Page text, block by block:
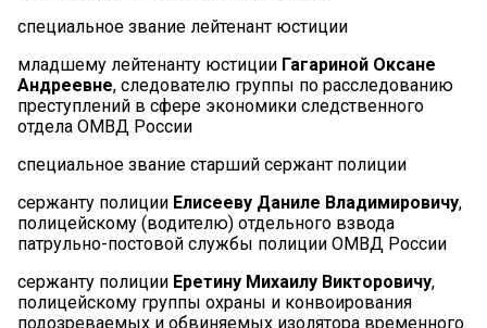
специальное звание лейтенант юстиции
младшему лейтенанту юстиции Гагариной Оксане
Андреевне, следователю группы по расследованию
преступлений в сфере экономики следственного
отдела ОМВД России
специальное звание старший сержант полиции
сержанту полиции Елисееву Даниле Владимировичу,
полицейскому (водителю) отдельного взвода
патрульно-постовой службы полиции ОМВД России
сержанту полиции Еретину Михаилу Викторовичу,
полицейскому группы охраны и конвоирования
подозреваемых и обвиняемых изолятора временного